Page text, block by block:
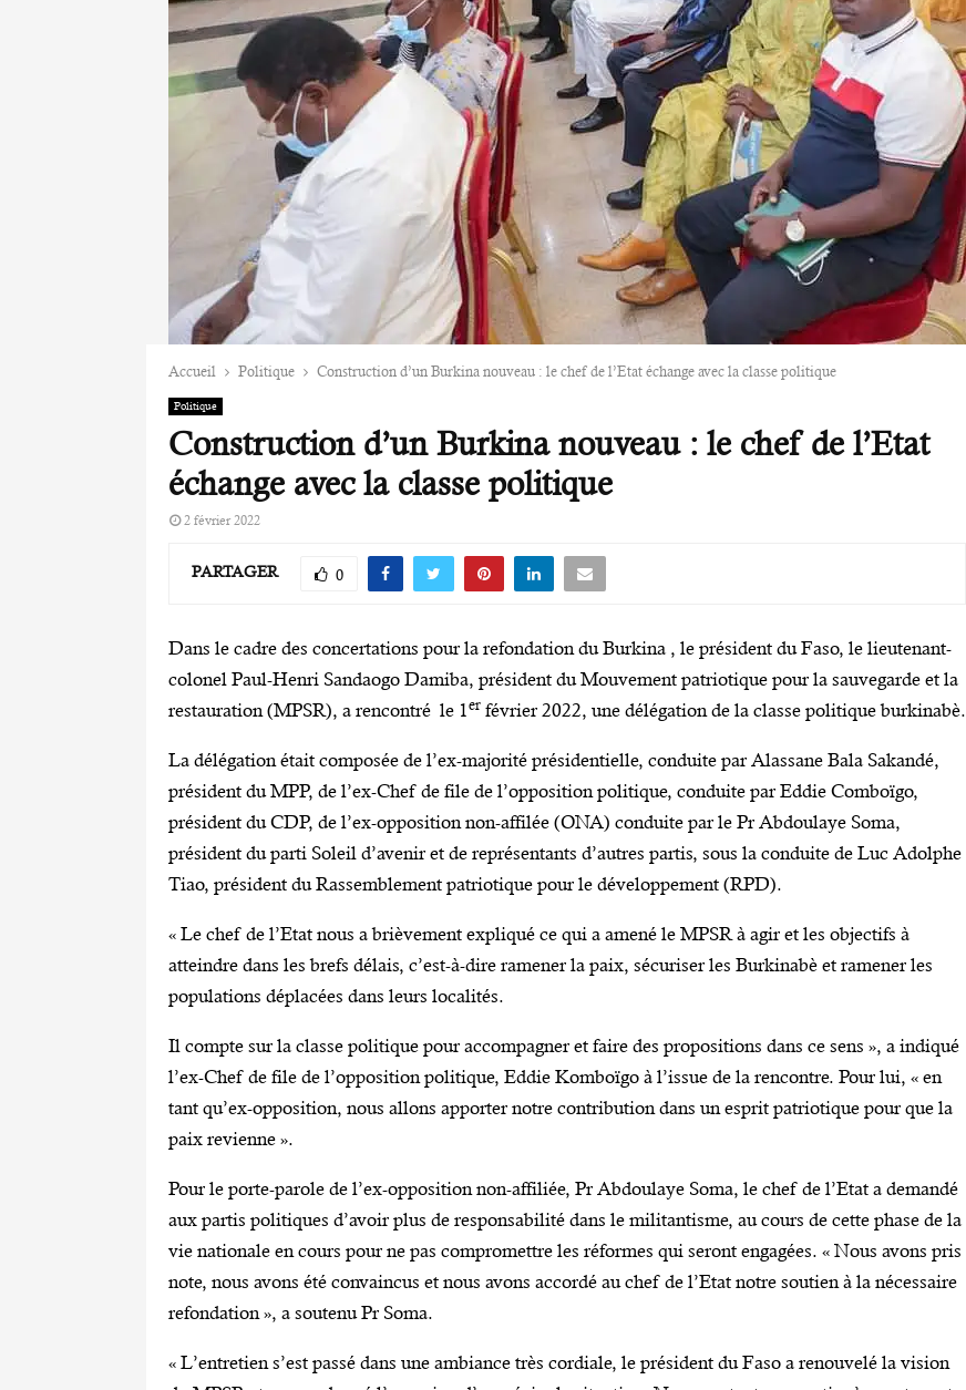
Accueil Politique Construction d’un Burkina nouveau : le chef de l’Etat échange avec la classe politique
Politique
Construction d’un Burkina nouveau : le chef de l’Etat
échange avec la classe politique
2 février 2022
PARTAGER 0
Dans le cadre des concertations pour la refondation du Burkina , le président du Faso, le lieutenant-
colonel Paul-Henri Sandaogo Damiba, président du Mouvement patriotique pour la sauvegarde et la
restauration (MPSR), a rencontré le 1er février 2022, une délégation de la classe politique burkinabè.
La délégation était composée de l’ex-majorité présidentielle, conduite par Alassane Bala Sakandé,
président du MPP, de l’ex-Chef de file de l’opposition politique, conduite par Eddie Comboïgo,
président du CDP, de l’ex-opposition non-affilée (ONA) conduite par le Pr Abdoulaye Soma,
président du parti Soleil d’avenir et de représentants d’autres partis, sous la conduite de Luc Adolphe
Tiao, président du Rassemblement patriotique pour le développement (RPD).
« Le chef de l’Etat nous a brièvement expliqué ce qui a amené le MPSR à agir et les objectifs à
atteindre dans les brefs délais, c’est-à-dire ramener la paix, sécuriser les Burkinabè et ramener les
populations déplacées dans leurs localités.
Il compte sur la classe politique pour accompagner et faire des propositions dans ce sens », a indiqué
l’ex-Chef de file de l’opposition politique, Eddie Komboïgo à l’issue de la rencontre. Pour lui, « en
tant qu’ex-opposition, nous allons apporter notre contribution dans un esprit patriotique pour que la
paix revienne ».
Pour le porte-parole de l’ex-opposition non-affiliée, Pr Abdoulaye Soma, le chef de l’Etat a demandé
aux partis politiques d’avoir plus de responsabilité dans le militantisme, au cours de cette phase de la
vie nationale en cours pour ne pas compromettre les réformes qui seront engagées. « Nous avons pris
note, nous avons été convaincus et nous avons accordé au chef de l’Etat notre soutien à la nécessaire
refondation », a soutenu Pr Soma.
« L’entretien s’est passé dans une ambiance très cordiale, le président du Faso a renouvelé la vision